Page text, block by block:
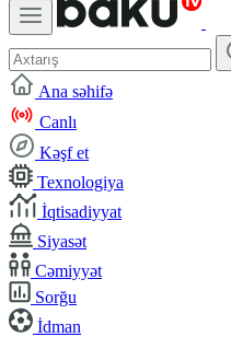
Ana səhifə
Canlı
Kəşf et
Texnologiya
İqtisadiyyat
Siyasət
Cəmiyyət
Sorğu
İdman